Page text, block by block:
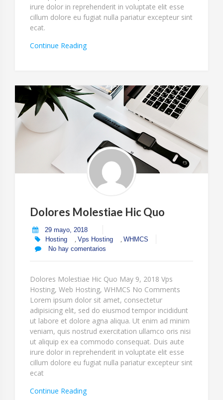
irure dolor in reprehenderit in voluptate elit esse
cillum dolore eu fugiat nulla pariatur excepteur sint
ecat.
Continue Reading“Sit
Illo
Quidem
Minus”
Dolores Molestiae Hic Quo
29 mayo, 2018
Hosting
, Vps Hosting , WHMCS
No hay comentarios
Dolores Molestiae Hic Quo May 9, 2018 Vps
Hosting, Web Hosting, WHMCS No Comments
Lorem ipsum dolor sit amet, consectetur
adipisicing elit, sed do eiusmod tempor incididunt
ut labore et dolore agna aliqua. Ut enim ad minim
veniam, quis nostrud exercitation ullamco oris nisi
ut aliquip ex ea commodo consequat. Duis aute
irure dolor in reprehenderit in voluptate elit esse
cillum dolore eu fugiat nulla pariatur excepteur sint
ecat
Continue Reading“Dolores